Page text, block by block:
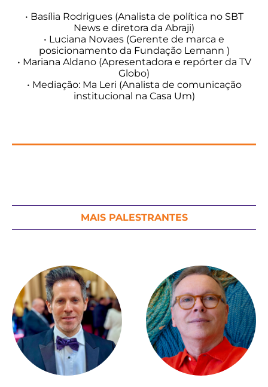
• Basília Rodrigues (Analista de política no SBT
News e diretora da Abraji)
• Luciana Novaes (Gerente de marca e
posicionamento da Fundação Lemann )
• Mariana Aldano (Apresentadora e repórter da TV
Globo)
• Mediação: Ma Leri (Analista de comunicação
institucional na Casa Um)
MAIS PALESTRANTES